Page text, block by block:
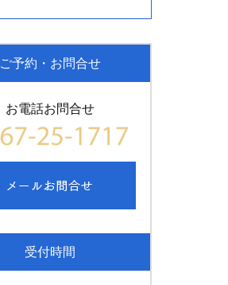
ご予約・お問合せ
お電話お問合せ
受付時間